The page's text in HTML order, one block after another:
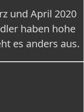
und April 2020
haben hohe
es anders aus.